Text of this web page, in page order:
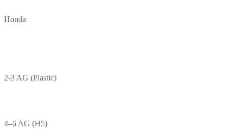
Honda
2-3 AG (Plastic)
4–6 AG (H5)